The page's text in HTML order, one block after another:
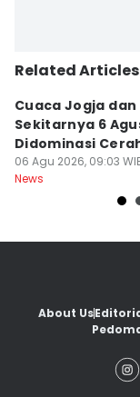
Related Articles
Cuaca Jogja dan
Sekitarnya 6
Didominasi
Berawan
06 Agu 2026, 09:03
News
About Us